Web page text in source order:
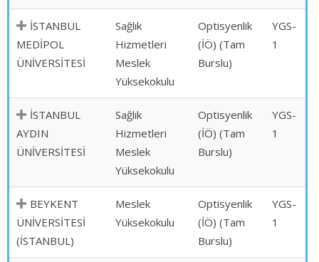
İSTANBUL
MEDİPOL
ÜNİVERSİTESİ
Sağlık
Hizmetleri
Meslek
Yüksekokulu
Optisyenlik
(İÖ) (Tam
Burslu)
YGS-
1
İSTANBUL
AYDIN
ÜNİVERSİTESİ
Sağlık
Hizmetleri
Meslek
Yüksekokulu
Optisyenlik
(İÖ) (Tam
Burslu)
YGS-
1
BEYKENT
ÜNİVERSİTESİ
(İSTANBUL)
Meslek
Yüksekokulu
Optisyenlik
(İÖ) (Tam
Burslu)
YGS-
1